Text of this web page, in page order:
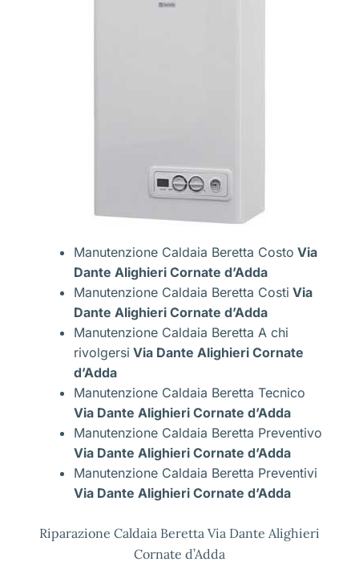
Manutenzione Caldaia Beretta Costo Via
Dante Alighieri Cornate d’Adda
Manutenzione Caldaia Beretta Costi Via
Dante Alighieri Cornate d’Adda
Manutenzione Caldaia Beretta A chi
rivolgersi Via Dante Alighieri Cornate
d’Adda
Manutenzione Caldaia Beretta Tecnico
Via Dante Alighieri Cornate d’Adda
Manutenzione Caldaia Beretta Preventivo
Via Dante Alighieri Cornate d’Adda
Manutenzione Caldaia Beretta Preventivi
Via Dante Alighieri Cornate d’Adda
Riparazione Caldaia Beretta Via Dante Alighieri
Cornate d’Adda